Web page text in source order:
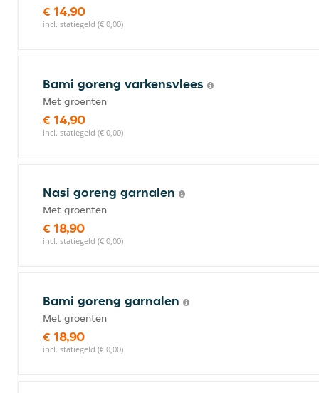
€ 14,90
incl. statiegeld (€ 0,00)
Bami goreng varkensvlees
Met groenten
€ 14,90
incl. statiegeld (€ 0,00)
Nasi goreng garnalen
Met groenten
€ 18,90
incl. statiegeld (€ 0,00)
Bami goreng garnalen
Met groenten
€ 18,90
incl. statiegeld (€ 0,00)